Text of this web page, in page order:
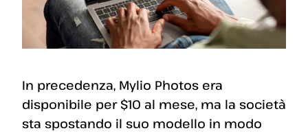
In precedenza, Mylio Photos era
disponibile per $10 al mese, ma la società
sta spostando il suo modello in modo